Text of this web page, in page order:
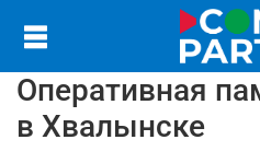
Оперативная
в Хвалынске